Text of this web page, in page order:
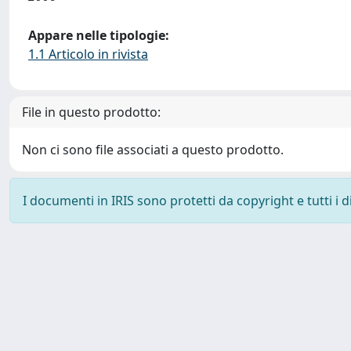
Appare nelle tipologie:
1.1 Articolo in rivista
File in questo prodotto:
Non ci sono file associati a questo prodotto.
I documenti in IRIS sono protetti da copyright e tutti i